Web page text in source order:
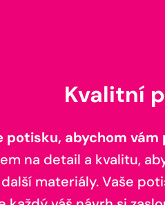
Kvalitní
abychom
na detail a kvalitu,
materiály. Vaše